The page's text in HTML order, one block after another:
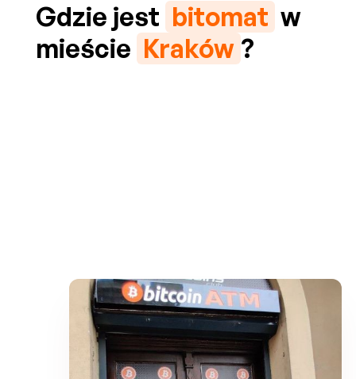
Gdzie jest bitomat w
mieście Kraków ?